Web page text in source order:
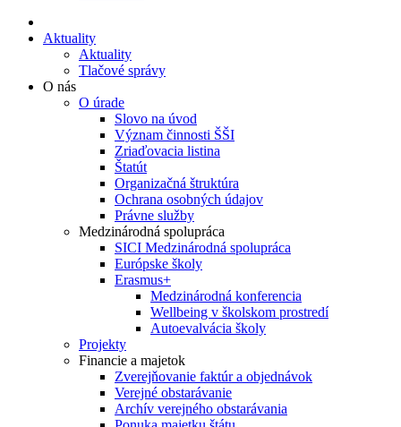
Aktuality
Aktuality
Tlačové správy
O nás
O úrade
Slovo na úvod
Význam činnosti ŠŠI
Zriaďovacia listina
Štatút
Organizačná štruktúra
Ochrana osobných údajov
Právne služby
Medzinárodná spolupráca
SICI Medzinárodná spolupráca
Európske školy
Erasmus+
Medzinárodná konferencia
Wellbeing v školskom prostredí
Autoevalvácia školy
Projekty
Financie a majetok
Zverejňovanie faktúr a objednávok
Verejné obstarávanie
Archív verejného obstarávania